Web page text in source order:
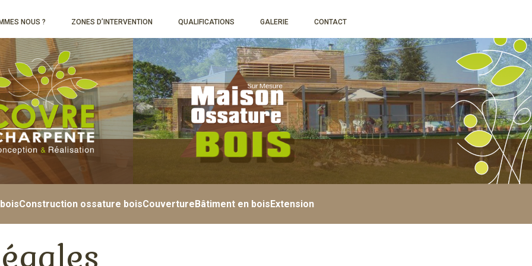
NOUS ? ZONES D’INTERVENTION QUALIFICATIONS GALERIE CONTACT
Construction ossature boisCouverture Bâtiment en bois Extension